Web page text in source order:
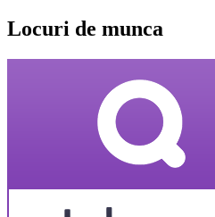
Locuri de munca